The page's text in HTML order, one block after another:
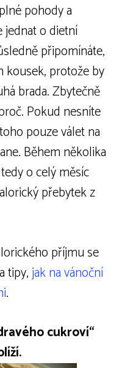
pohody a
jednat o dietní
připomínáte,
kousek, protože by
brada. Zbytečně
Pokud nesníte
pouze válet na
Během několika
o celý měsíc
přebytek z
příjmu se
tipy, jak na vánoční
.
cukroví“